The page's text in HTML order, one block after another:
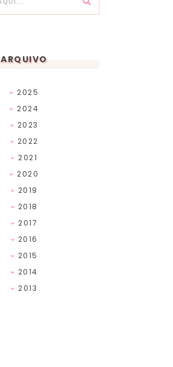
ARQUIVO
2025
2024
2023
2022
2021
2020
2019
2018
2017
2016
2015
2014
2013